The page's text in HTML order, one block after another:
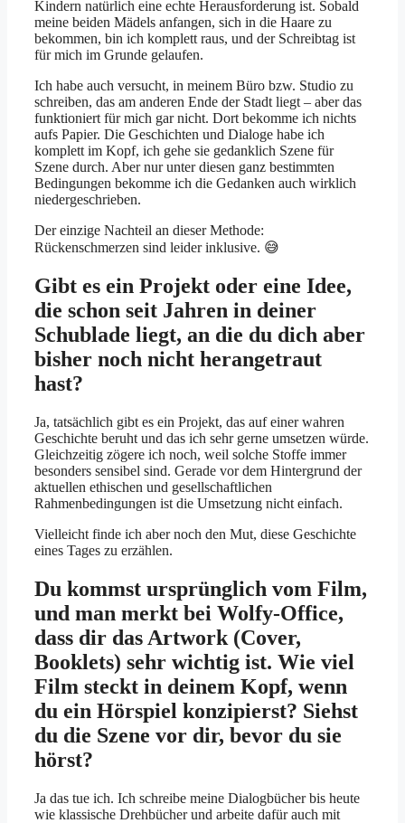
Kindern natürlich eine echte Herausforderung ist. Sobald
meine beiden Mädels anfangen, sich in die Haare zu
bekommen, bin ich komplett raus, und der Schreibtag ist
für mich im Grunde gelaufen.
Ich habe auch versucht, in meinem Büro bzw. Studio zu
schreiben, das am anderen Ende der Stadt liegt – aber das
funktioniert für mich gar nicht. Dort bekomme ich nichts
aufs Papier. Die Geschichten und Dialoge habe ich
komplett im Kopf, ich gehe sie gedanklich Szene für
Szene durch. Aber nur unter diesen ganz bestimmten
Bedingungen bekomme ich die Gedanken auch wirklich
niedergeschrieben.
Der einzige Nachteil an dieser Methode:
Rückenschmerzen sind leider inklusive. 😅
Gibt es ein Projekt oder eine Idee,
die schon seit Jahren in deiner
Schublade liegt, an die du dich aber
bisher noch nicht herangetraut
hast?
Ja, tatsächlich gibt es ein Projekt, das auf einer wahren
Geschichte beruht und das ich sehr gerne umsetzen würde.
Gleichzeitig zögere ich noch, weil solche Stoffe immer
besonders sensibel sind. Gerade vor dem Hintergrund der
aktuellen ethischen und gesellschaftlichen
Rahmenbedingungen ist die Umsetzung nicht einfach.
Vielleicht finde ich aber noch den Mut, diese Geschichte
eines Tages zu erzählen.
Du kommst ursprünglich vom Film,
und man merkt bei Wolfy-Office,
dass dir das Artwork (Cover,
Booklets) sehr wichtig ist. Wie viel
Film steckt in deinem Kopf, wenn
du ein Hörspiel konzipierst? Siehst
du die Szene vor dir, bevor du sie
hörst?
Ja das tue ich. Ich schreibe meine Dialogbücher bis heute
wie klassische Drehbücher und arbeite dafür auch mit